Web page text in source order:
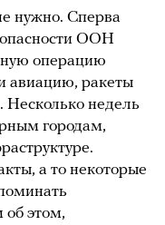
нужно. Сперва
ООН
операцию
авиацию, ракеты
недель
городам,
а то некоторые
об этом,